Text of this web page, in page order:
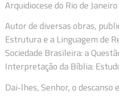
Arquidiocese do Rio de
Autor de diversas obras,
Estrutura e a Linguagem de
Sociedade Brasileira: a
Interpretação da Bíblia:
Dai-lhes, Senhor, o